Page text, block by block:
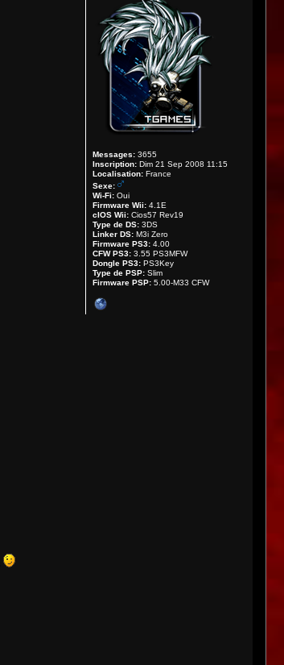
Messages: 3655
Inscription: Dim 21 Sep 2008 11:15
Localisation: France
Sexe:
Wi-Fi: Oui
Firmware Wii: 4.1E
cIOS Wii: Cios57 Rev19
Type de DS: 3DS
Linker DS: M3i Zero
Firmware PS3: 4.00
CFW PS3: 3.55 PS3MFW
Dongle PS3: PS3Key
Type de PSP: Slim
Firmware PSP: 5.00-M33 CFW